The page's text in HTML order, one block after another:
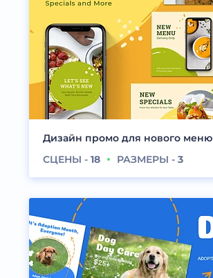
Дизайн промо для нового меню
СЦЕНЫ - 18 РАЗМЕРЫ - 3